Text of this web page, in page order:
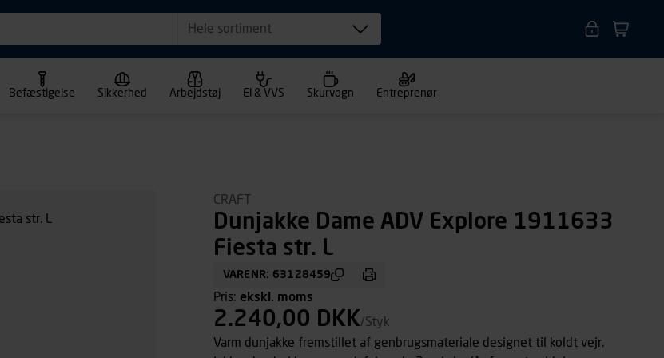
Hele sortiment
Befæstigelse Sikkerhed Arbejdstøj El & VVS Skurvogn Entreprenør
CRAFT
Dunjakke Dame ADV Explore 1911633
Fiesta str. L
VARENR: 63128459
Pris: ekskl. moms
2.240,00 DKK/Styk
Varm dunjakke fremstillet af genbrugsmateriale designet til koldt vejr.